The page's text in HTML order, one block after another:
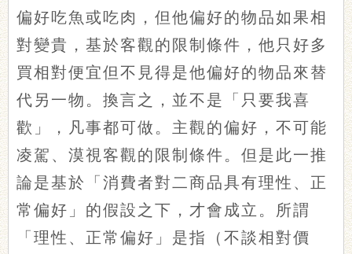
偏好吃魚或吃肉，但他偏好的物品如果相
對變貴，基於客觀的限制條件，他只好多
買相對便宜但不見得是他偏好的物品來替
代另一物。換言之，並不是「只要我喜
歡」，凡事都可做。主觀的偏好，不可能
凌駕、漠視客觀的限制條件。但是此一推
論是基於「消費者對二商品具有理性、正
常偏好」的假設之下，才會成立。所謂
「理性、正常偏好」是指（不談相對價